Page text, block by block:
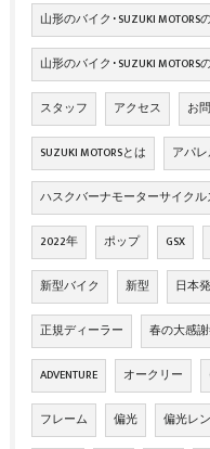
山形のバイク･SUZUKI MOTORS
山形のバイク･SUZUKI MOTORS
スタッフ アクセス お
SUZUKI MOTORSとは アパ
ハスクバーナモーターサイクル
2022年 ポップ GSX
新型バイク 新型 日本
正規ディーラー 春の大感
ADVENTURE オークリー
フレーム 偏光 偏光レ